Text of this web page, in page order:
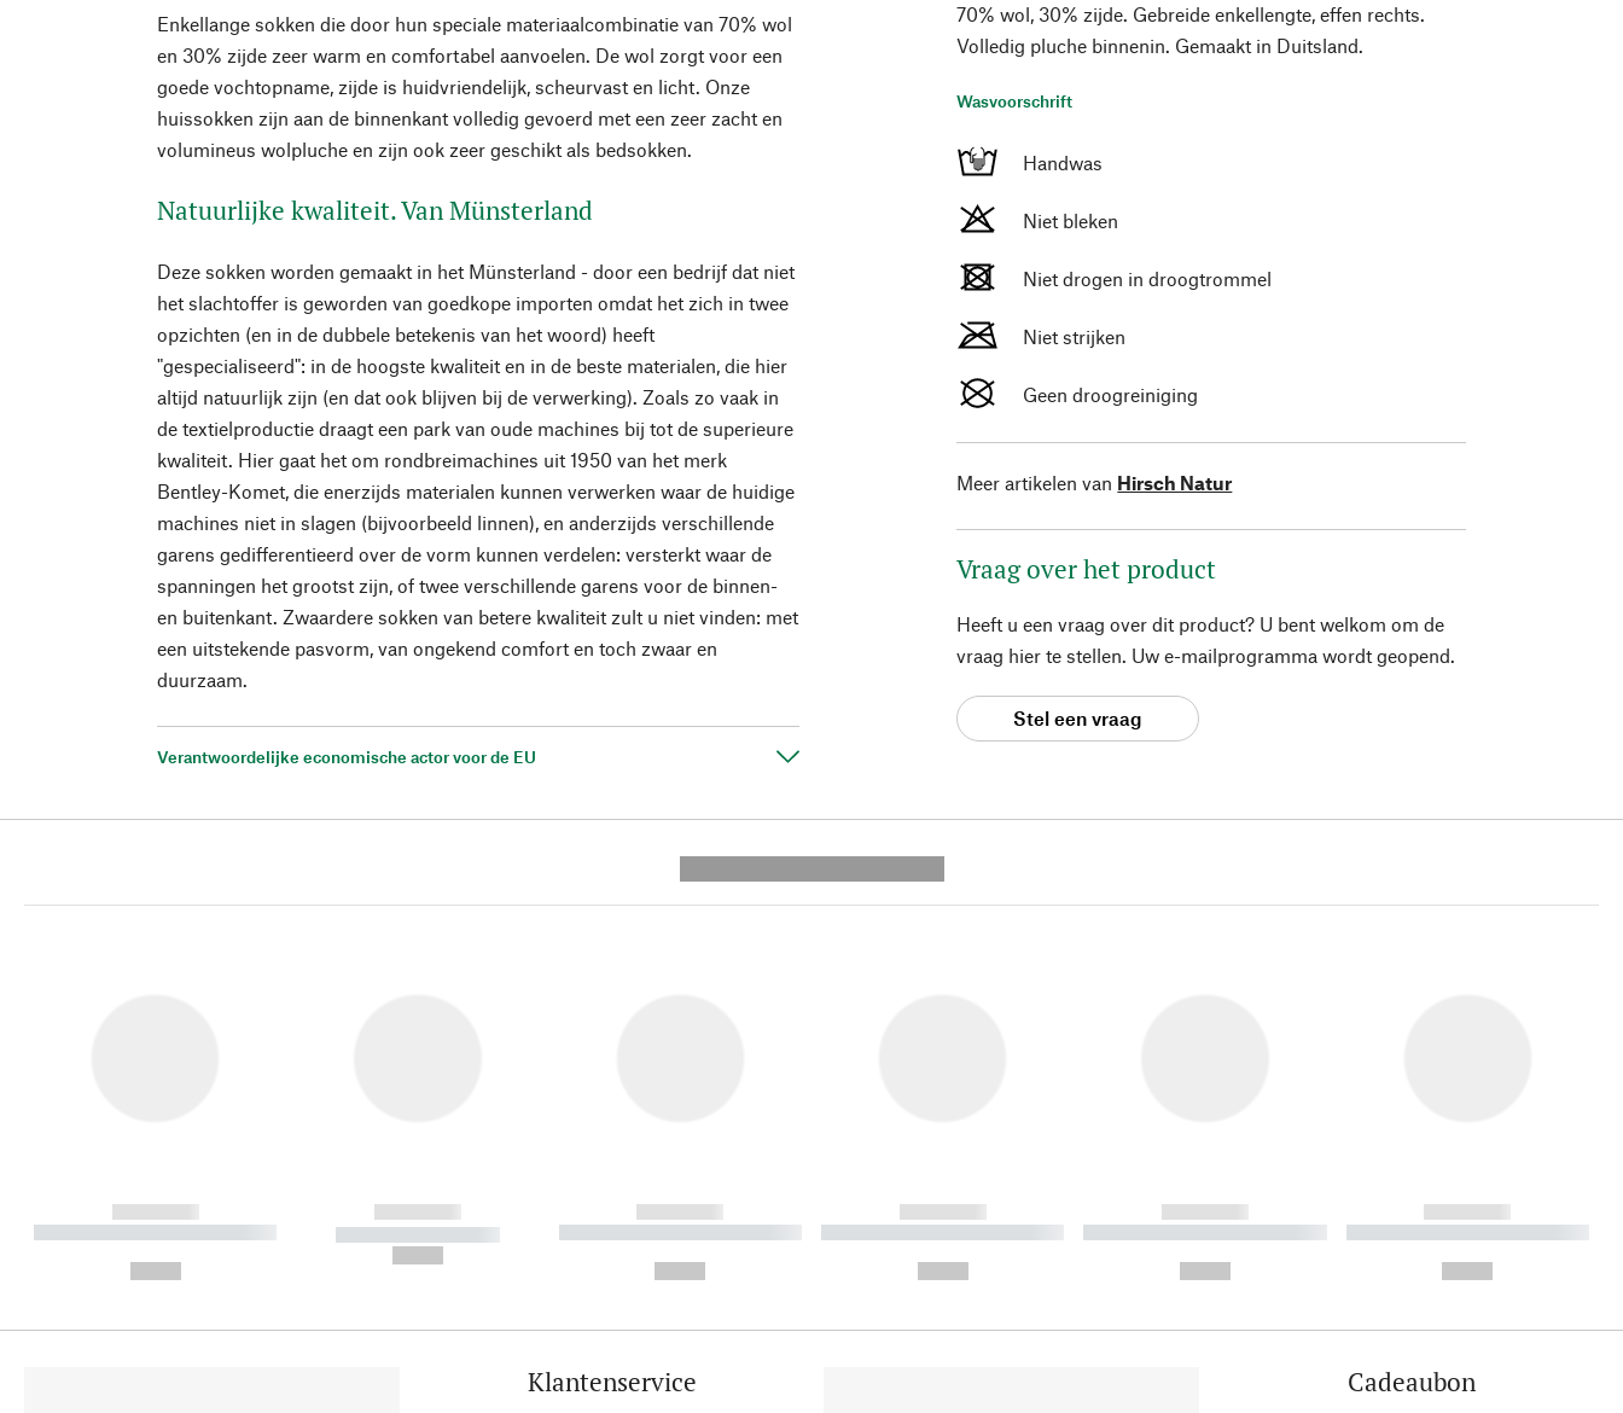
Enkellange sokken die door hun speciale materiaalcombinatie van 70% wol
en 30% zijde zeer warm en comfortabel aanvoelen. De wol zorgt voor een
goede vochtopname, zijde is huidvriendelijk, scheurvast en licht. Onze
huissokken zijn aan de binnenkant volledig gevoerd met een zeer zacht en
volumineus wolpluche en zijn ook zeer geschikt als bedsokken.
Natuurlijke kwaliteit. Van Münsterland
Deze sokken worden gemaakt in het Münsterland - door een bedrijf dat niet
het slachtoffer is geworden van goedkope importen omdat het zich in twee
opzichten (en in de dubbele betekenis van het woord) heeft
"gespecialiseerd": in de hoogste kwaliteit en in de beste materialen, die hier
altijd natuurlijk zijn (en dat ook blijven bij de verwerking). Zoals zo vaak in
de textielproductie draagt een park van oude machines bij tot de superieure
kwaliteit. Hier gaat het om rondbreimachines uit 1950 van het merk
Bentley-Komet, die enerzijds materialen kunnen verwerken waar de huidige
machines niet in slagen (bijvoorbeeld linnen), en anderzijds verschillende
garens gedifferentieerd over de vorm kunnen verdelen: versterkt waar de
spanningen het grootst zijn, of twee verschillende garens voor de binnen-
en buitenkant. Zwaardere sokken van betere kwaliteit zult u niet vinden: met
een uitstekende pasvorm, van ongekend comfort en toch zwaar en
duurzaam.
Verantwoordelijke economische actor voor de EU
70% wol, 30% zijde. Gebreide enkellengte, effen rechts.
Volledig pluche binnenin. Gemaakt in Duitsland.
Wasvoorschrift
Handwas
Niet bleken
Niet drogen in droogtrommel
Niet strijken
Geen droogreiniging
Meer artikelen van Hirsch Natur
Vraag over het product
Heeft u een vraag over dit product? U bent welkom om de
vraag hier te stellen. Uw e-mailprogramma wordt geopend.
Stel een vraag
------------
----------- ----------- ----------
------------
----------- -----------
------------
----------- ----------- ----------
------------
----------- ----------- ----------
------------
----------- ----------- ----------
------------
----------- ----------- ----------
Klantenservice Cadeaubon